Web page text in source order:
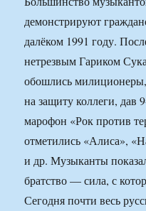
демонстрируют
далёком 1991 году.
нетрезвым Гариком
обошлись
на защиту коллеги, дав
марофон «Рок против
отметились «Алиса»,
и др. Музыканты
братство — сила, с
Сегодня почти весь